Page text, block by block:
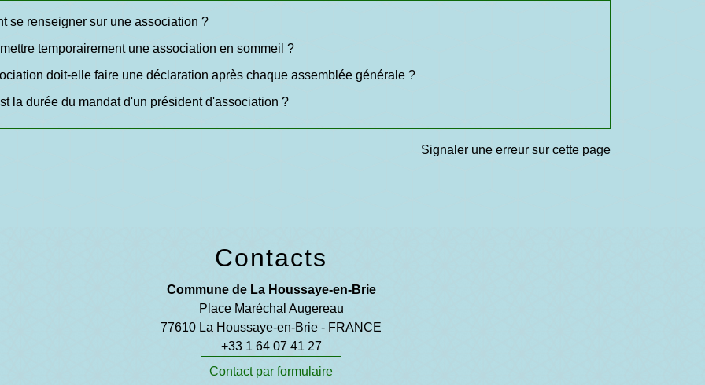
se renseigner sur une association ?
temporairement une association en sommeil ?
doit-elle faire une déclaration après chaque assemblée générale ?
la durée du mandat d'un président d'association ?
Signaler une erreur sur cette page
Contacts
Commune de La Houssaye-en-Brie
Place Maréchal Augereau
77610 La Houssaye-en-Brie - FRANCE
+33 1 64 07 41 27
Contact par formulaire